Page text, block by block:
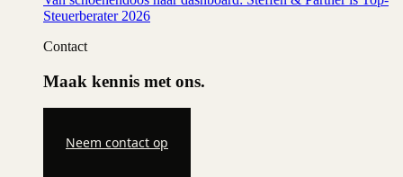
Steuerberater 2026
Contact
Maak kennis met ons.
Neem contact op